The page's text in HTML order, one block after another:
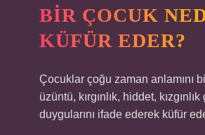
BIR ÇOCUK
KÜFÜR EDER?
Çocuklar çoğu zaman anlamını
üzüntü, kırgınlık, hiddet,
duygularını ifade ederek küfür